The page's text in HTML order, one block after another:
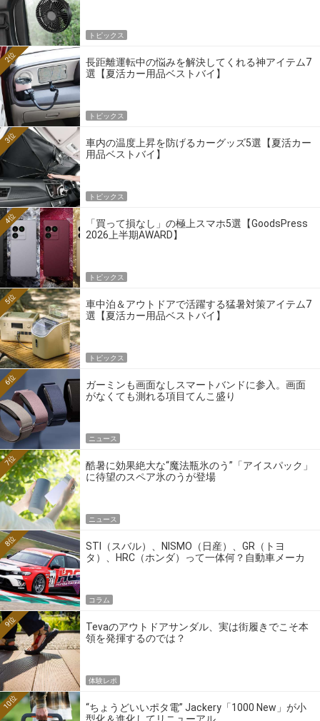
トピックス
長距離運転中の悩みを解決してくれる神アイテム7
選【夏活カー用品ベストバイ】
2位
トピックス
車内の温度上昇を防げるカーグッズ5選【夏活カー
用品ベストバイ】
3位
トピックス
「買って損なし」の極上スマホ5選【GoodsPress
2026上半期AWARD】
4位
トピックス
車中泊＆アウトドアで活躍する猛暑対策アイテム7
選【夏活カー用品ベストバイ】
5位
トピックス
ガーミンも画面なしスマートバンドに参入。画面
がなくても測れる項目てんこ盛り
6位
ニュース
酷暑に効果絶大な“魔法瓶氷のう”「アイスパック」
に待望のスペア氷のうが登場
7位
ニュース
STI（スバル）、NISMO（日産）、GR（トヨ
タ）、HRC（ホンダ）って一体何？自動車メーカ
8位
コラム
Tevaのアウトドアサンダル、実は街履きでこそ本
領を発揮するのでは？
9位
体験レポ
“ちょうどいいポタ電” Jackery「1000 New」が小
10位